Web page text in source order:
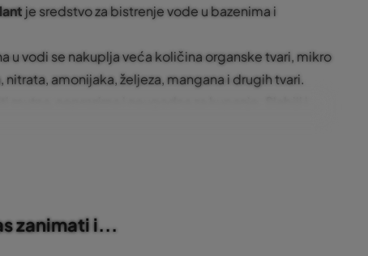
je sredstvo za bistrenje vode u bazenima i
u vodi se nakuplja veća količina organske tvari, mikro
amonijaka, željeza, mangana i drugih tvari.
premale da bi se sakupile filtrom, potrebno ih je
sredstvo IVAPOOL Flokulant primjenjuje se u
i negrijanom vodom. U potpunosti je topiv u vodi i
zanimati i...